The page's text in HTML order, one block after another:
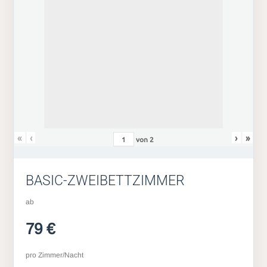
« ‹ von 2 › »
BASIC-ZWEIBETTZIMMER
ab
79 €
pro Zimmer/Nacht